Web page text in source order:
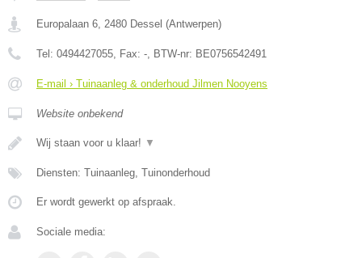
Europalaan 6 2480 Dessel (Antwerpen)
Tel: 0494427055 , Fax: - , BTW-nr: BE0756542491
E-mail › Tuinaanleg & onderhoud Jilmen Nooyens
Website onbekend
Wij staan voor u klaar! ▼
Diensten: Tuinaanleg, Tuinonderhoud
Er wordt gewerkt op afspraak.
Sociale media: